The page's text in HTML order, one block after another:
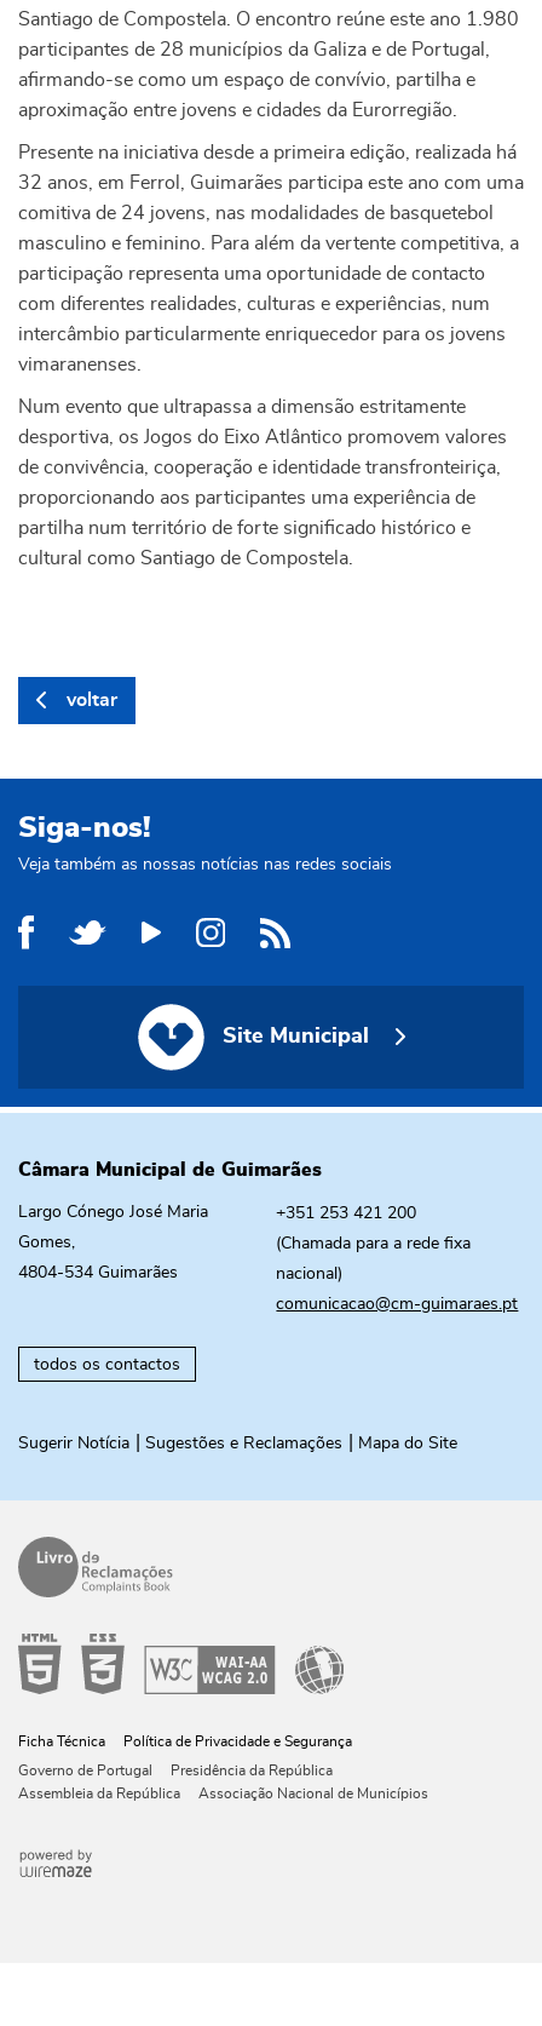
Santiago de Compostela. O encontro reúne este ano 1.980
participantes de 28 municípios da Galiza e de Portugal,
afirmando-se como um espaço de convívio, partilha e
aproximação entre jovens e cidades da Eurorregião.
Presente na iniciativa desde a primeira edição, realizada há
32 anos, em Ferrol, Guimarães participa este ano com uma
comitiva de 24 jovens, nas modalidades de basquetebol
masculino e feminino. Para além da vertente competitiva, a
participação representa uma oportunidade de contacto
com diferentes realidades, culturas e experiências, num
intercâmbio particularmente enriquecedor para os jovens
vimaranenses.
Num evento que ultrapassa a dimensão estritamente
desportiva, os Jogos do Eixo Atlântico promovem valores
de convivência, cooperação e identidade transfronteiriça,
proporcionando aos participantes uma experiência de
partilha num território de forte significado histórico e
cultural como Santiago de Compostela.
voltar
Siga-nos!
Veja também as nossas notícias nas redes sociais
Site Municipal
Câmara Municipal de Guimarães
Largo Cónego José Maria
Gomes,
4804-534 Guimarães
+351 253 421 200
(Chamada para a rede fixa
nacional)
comunicacao@cm-guimaraes.pt
todos os contactos
Sugerir Notícia Sugestões e Reclamações Mapa do Site
Ficha Técnica
Política de Privacidade e Segurança
Governo de Portugal
Presidência da República
Assembleia da República
Associação Nacional de Municípios